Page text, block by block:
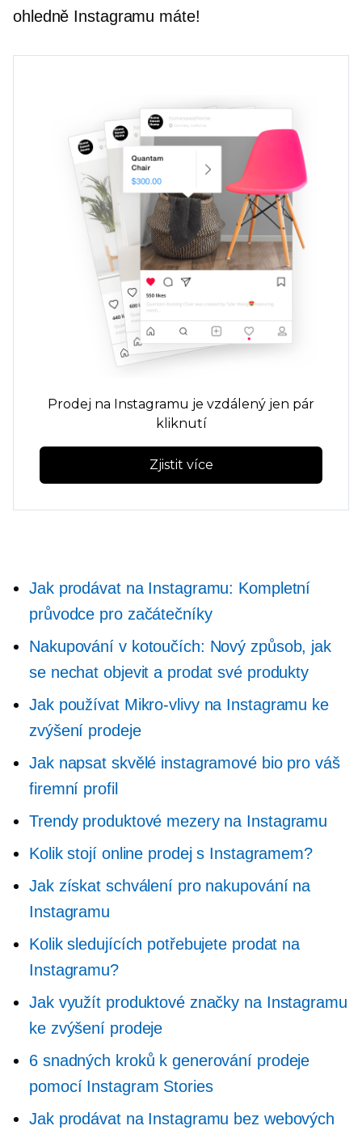
ohledně Instagramu máte!
Prodej na Instagramu je vzdálený jen pár
kliknutí
Zjistit více
Jak prodávat na Instagramu: Kompletní
průvodce pro začátečníky
Nakupování v kotoučích: Nový způsob, jak
se nechat objevit a prodat své produkty
Jak používat Mikro-vlivyna Instagramu ke
zvýšení prodeje
Jak napsat skvělé instagramové bio pro váš
firemní profil
Trendy produktové mezery na Instagramu
Kolik stojí online prodej s Instagramem?
Jak získat schválení pro nakupování na
Instagramu
Kolik sledujících potřebujete prodat na
Instagramu?
Jak využít produktové značky na Instagramu
ke zvýšení prodeje
6 snadných kroků k generování prodeje
pomocí Instagram Stories
Jak prodávat na Instagramu bez webových